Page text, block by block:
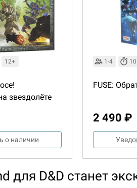
12+
звездолёте
о наличии
1-4 10
FUSE:
2 490 ₽
для D&D станет